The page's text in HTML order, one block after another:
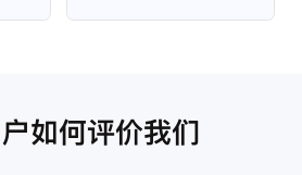
如何评价我们